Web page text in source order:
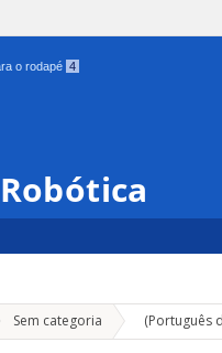
o rodapé 4
Sem categoria » (Português